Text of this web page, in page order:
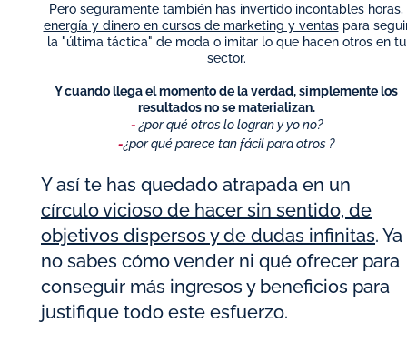
Pero seguramente también has invertido incontables horas,
energía y dinero en cursos de marketing y ventaspara
la "última táctica" de moda o imitar lo que hacen otros en tu
sector.
Y cuando llega el momento de la verdad, simplemente los
resultados no se materializan.
- ¿por qué otros lo logran y yo no?
-¿por qué parece tan fácil para otros ?
Y así te has quedado atrapada en un
círculo vicioso de hacer sin sentido, de
objetivos dispersos y de dudas infinitas. Ya
no sabes cómo vender ni qué ofrecer para
conseguir más ingresos y beneficios para
justifique todo este esfuerzo.